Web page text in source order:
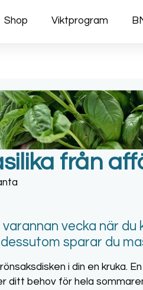
Shop Viktprogram
från
vecka när du
sparar du
i din en kruka.
ditt behov för hela